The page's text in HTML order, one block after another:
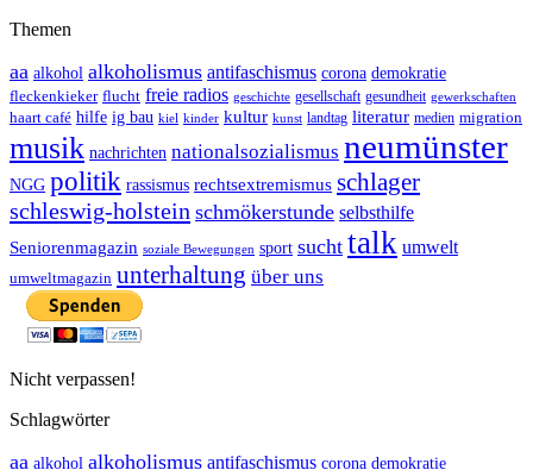
Themen
aa alkohol alkoholismus antifaschismus corona demokratie
fleckenkieker flucht freie radios geschichte gesellschaft gesundheit gewerkschaften
haart café hilfe ig bau kiel kinder kultur kunst landtag literatur medien migration
musik nachrichten nationalsozialismus neumünster
NGG politik rassismus rechtsextremismus schlager
schleswig-holstein schmökerstunde selbsthilfe
Seniorenmagazin soziale Bewegungen sport sucht talk umwelt
umweltmagazin unterhaltung über uns
Nicht verpassen!
Schlagwörter
aa alkohol alkoholismus antifaschismus corona demokratie